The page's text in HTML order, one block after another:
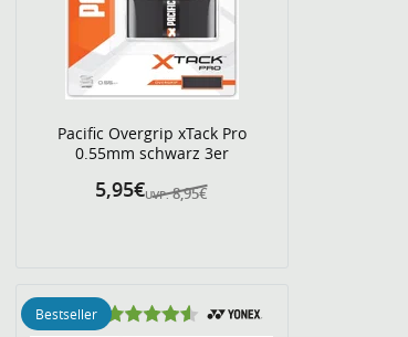
Pacific Overgrip xTack Pro
0.55mm schwarz 3er
UVP: 8,95€
5,95€
Bestseller